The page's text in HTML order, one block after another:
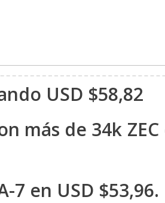
USD $58,82
más de 34k ZEC
en USD $53,96.